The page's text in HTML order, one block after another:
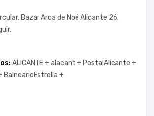
Bazar Arca de Noé Alicante 26.
ALICANTE +alacant + PostalAlicante +
BalnearioEstrella +